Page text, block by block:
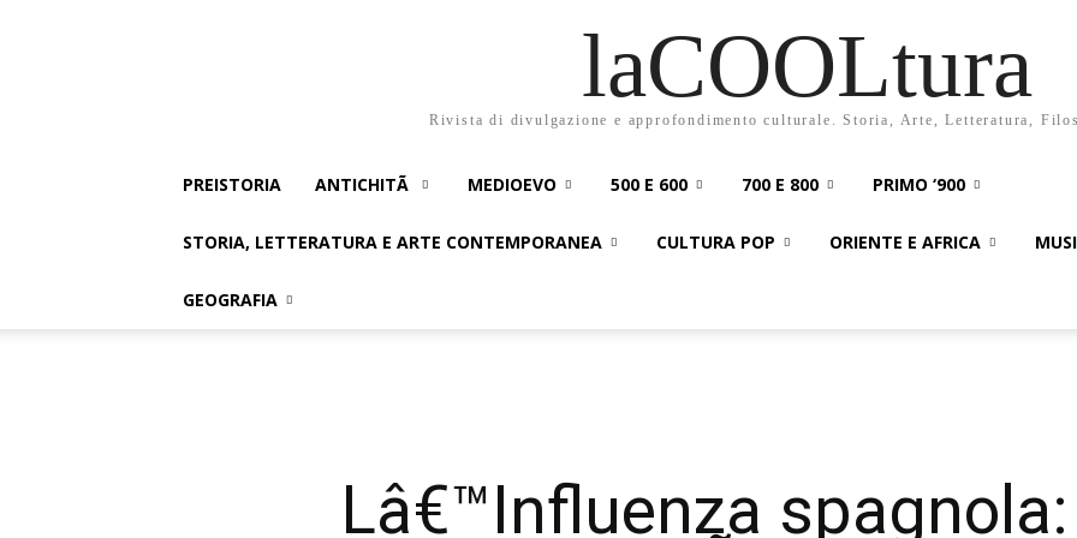
laCOOLtura
Rivista di divulgazione e approfondimento culturale. Storia, Arte, Letteratura,
PREISTORIA ANTICHITÃ MEDIOEVO 500 E 600 700 E 800 PRIMO ‘900
STORIA, LETTERATURA E ARTE CONTEMPORANEA CULTURA POP ORIENTE E AFRICA
GEOGRAFIA
Lâ€™Influenza